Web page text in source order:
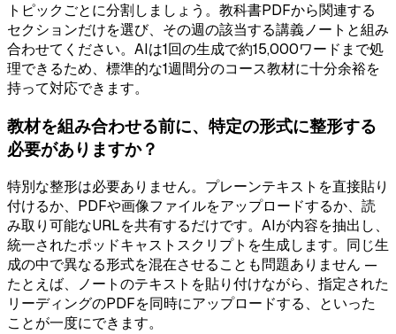
トピックごとに分割しましょう。教科書PDFから関連する
セクションだけを選び、その週の該当する講義ノートと組み
合わせてください。AIは1回の生成で約15,000ワードまで処
理できるため、標準的な1週間分のコース教材に十分余裕を
持って対応できます。
教材を組み合わせる前に、特定の形式に整形する
必要がありますか？
特別な整形は必要ありません。プレーンテキストを直接貼り
付けるか、PDFや画像ファイルをアップロードするか、読
み取り可能なURLを共有するだけです。AIが内容を抽出し、
統一されたポッドキャストスクリプトを生成します。同じ生
成の中で異なる形式を混在させることも問題ありません —
たとえば、ノートのテキストを貼り付けながら、指定された
リーディングのPDFを同時にアップロードする、といった
ことが一度にできます。